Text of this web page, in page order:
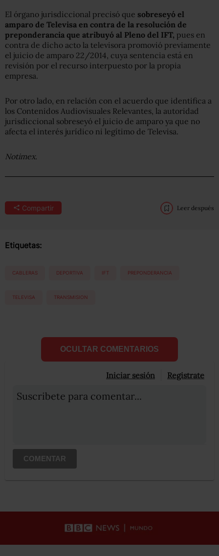
El órgano jurisdiccional precisó que sobreseyó el
amparo de Televisa en contra de la resolución de
preponderancia que atribuyó al Pleno del IFT, pues en
contra de dicho acto la televisora promovió previamente
el juicio de amparo 22/2014, cuya sentencia está en
revisión por el recurso interpuesto por la propia
empresa.
Por otro lado, en relación con el acuerdo que identifica a
los Contenidos Audiovisuales Relevantes, la autoridad
jurisdiccional sobreseyó el juicio de amparo ya que no
afecta el interés jurídico ni legítimo de Televisa.
Notimex.
Compartir Leer después
Etiquetas:
CABLERAS DEPORTIVA IFT PREPONDERANCIA
TELEVISA TRANSMISION
OCULTAR COMENTARIOS
Iniciar sesión Registrate
Suscribete para comentar...
COMENTAR